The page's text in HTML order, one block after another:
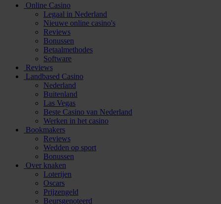
Online Casino
Legaal in Nederland
Nieuwe online casino's
Reviews
Bonussen
Betaalmethodes
Software
Reviews
Landbased Casino
Nederland
Buitenland
Las Vegas
Beste Casino van Nederland
Werken in het casino
Bookmakers
Reviews
Wedden op sport
Bonussen
Over knaken
Loterijen
Oscars
Prijzengeld
Beursgenoteerd